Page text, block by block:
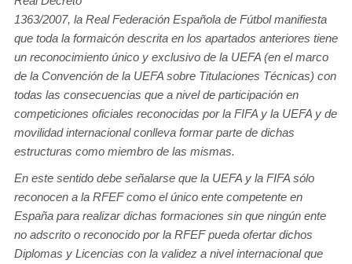
1363/2007, la Real Federación Española de Fútbol manifiesta
que toda la formaicón descrita en los apartados anteriores tiene
un reconocimiento único y exclusivo de la UEFA (en el marco
de la Convención de la UEFA sobre Titulaciones Técnicas) con
todas las consecuencias que a nivel de participación en
competiciones oficiales reconocidas por la FIFA y la UEFA y de
movilidad internacional conlleva formar parte de dichas
estructuras como miembro de las mismas.
En este sentido debe señalarse que la UEFA y la FIFA sólo
reconocen a la RFEF como el único ente competente en
España para realizar dichas formaciones sin que ningún ente
no adscrito o reconocido por la RFEF pueda ofertar dichos
Diplomas y Licencias con la validez a nivel internacional que